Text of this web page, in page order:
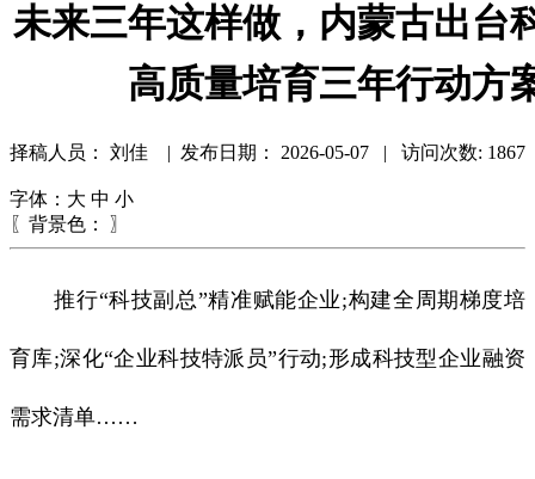
未来三年这样做，内蒙古出台
高质量培育三年行动方
择稿人员： 刘佳 | 发布日期： 2026-05-07 | 访问次数: 1867
字体： 大 中 小
〖背景色： 〗
推行“科技副总”精准赋能企业;构建全周期梯度培
育库;深化“企业科技特派员”行动;形成科技型企业融资
需求清单……